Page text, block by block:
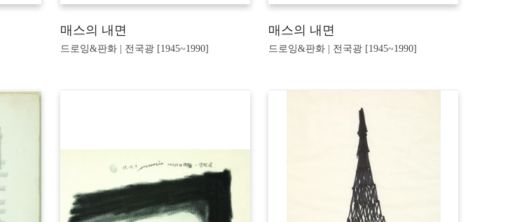
매스의 내면
드로잉&판화 | 전국광 [1945~1990]
매스의 내면
드로잉&판화 | 전국광 [1945~1990]